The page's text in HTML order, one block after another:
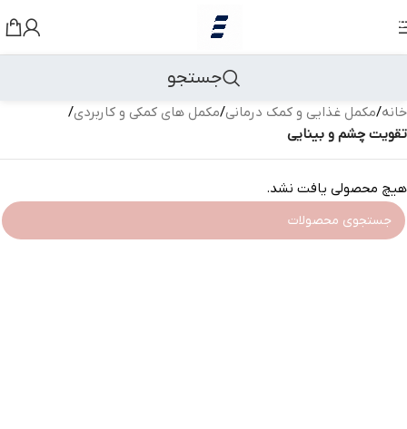
رد کردن به ناوبری
جستجو
خانه/مکمل غذایی و کمک درمانی/مکمل های کمکی و کاربردی/
تقویت چشم و بینایی
هیچ محصولی یافت نشد.